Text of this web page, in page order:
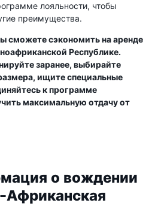
лояльности, чтобы
преимущества.
сможете сэкономить на аренде
Республике.
заранее, выбирайте
ищите специальные
к программе
максимальную отдачу от
о вождении
Африканская